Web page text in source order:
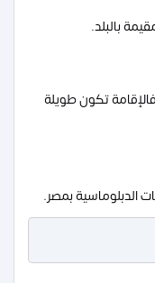
بالبلد.
تكون طويلة
الدبلوماسية بمصر.